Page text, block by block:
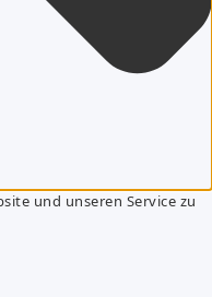
und unseren Service zu